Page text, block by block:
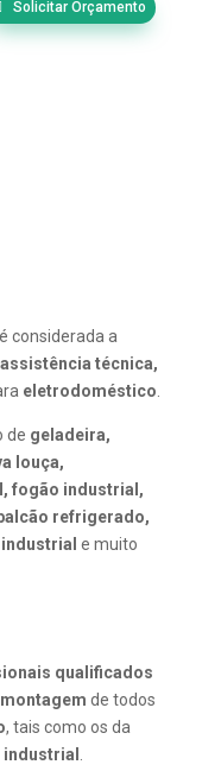
Solicitar Orçamento
é considerada a
técnica,
eletrodoméstico
de geladeira,
louça,
fogão industrial,
refrigerado,
e muito
qualificados
de todos
, tais como os da
industrial